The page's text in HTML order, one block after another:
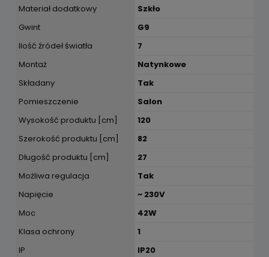
Materiał dodatkowy
Szkło
Gwint
G9
Ilość źródeł światła
7
Montaż
Natynkowe
Składany
Tak
Pomieszczenie
Salon
Wysokość produktu [cm]
120
Szerokość produktu [cm]
82
Długość produktu [cm]
27
Możliwa regulacja
Tak
Napięcie
~ 230V
Moc
42W
Klasa ochrony
1
IP
IP20